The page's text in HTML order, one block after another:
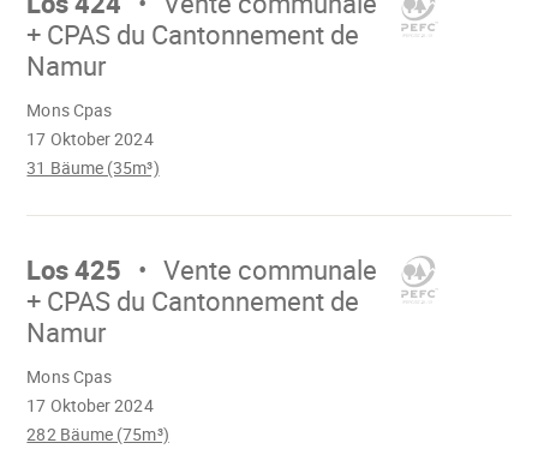
+ CPAS du Cantonnement de
Namur
17 Oktober 2024
Mons Cpas
31 Bäume (35m³)
Mach
Los 425
Vente communale
+ CPAS du Cantonnement de
Namur
17 Oktober 2024
Mons Cpas
282 Bäume (75m³)